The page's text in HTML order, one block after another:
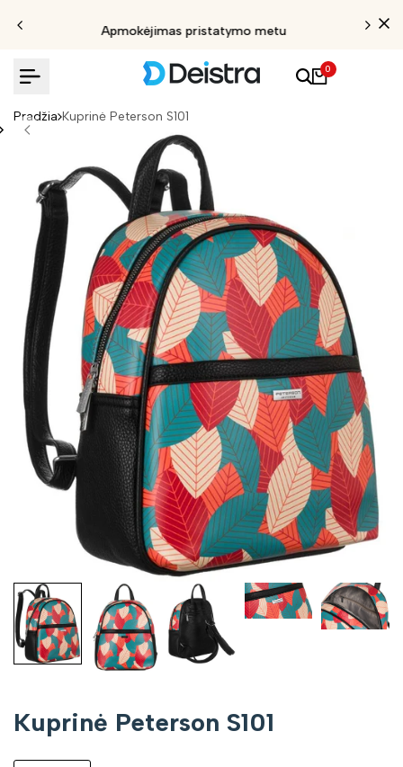
Apmokėjimas pristatymo metu
0
Pradžia Kuprinė Peterson S101
Kuprinė Peterson S101